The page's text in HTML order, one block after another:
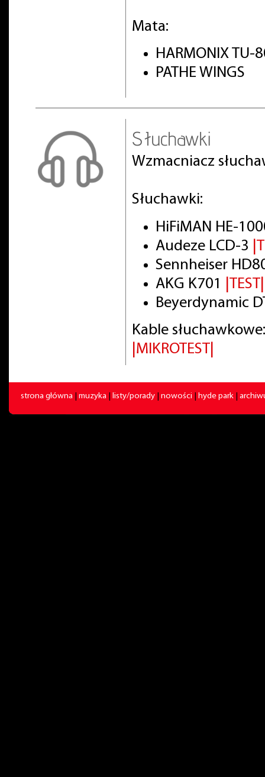
Mata:
HARMONIX TU-
PATHE WINGS
Słuchawki
Wzmacniacz
Słuchawki:
HiFiMAN HE-
Audeze LCD-3
Sennheiser
AKG K701
|TEST|
Beyerdynamic
Kable
|MIKROTEST|
strona główna muzyka listy/porady nowości hyde park